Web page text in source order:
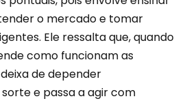
o mercado e tomar
Ele ressalta que, quando
como funcionam as
de depender
e passa a agir com